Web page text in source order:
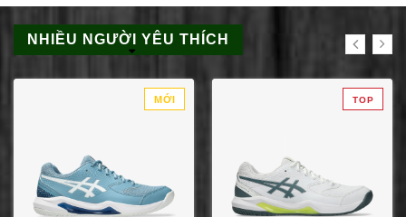
NHIỀU NGƯỜI YÊU THÍCH
MỚI TOP